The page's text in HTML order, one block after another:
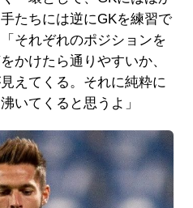
たちには逆にGKを練習で
それぞれのポジションを
かけたら通りやすいか、
えてくる。それに純粋に
いてくると思うよ」